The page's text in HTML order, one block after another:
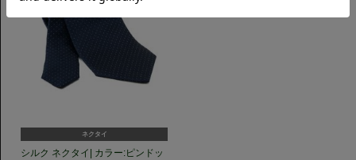
ネクタイ
シルク ネクタイ| カラー:ピンドッ